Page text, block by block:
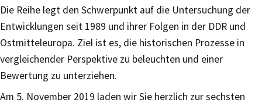
Die Reihe legt den Schwerpunkt auf die Untersuchung der
Entwicklungen seit 1989 und ihrer Folgen in der DDR und
Ostmitteleuropa. Ziel ist es, die historischen Prozesse in
vergleichender Perspektive zu beleuchten und einer
Bewertung zu unterziehen.
Am 5. November 2019 laden wir Sie herzlich zur sechsten